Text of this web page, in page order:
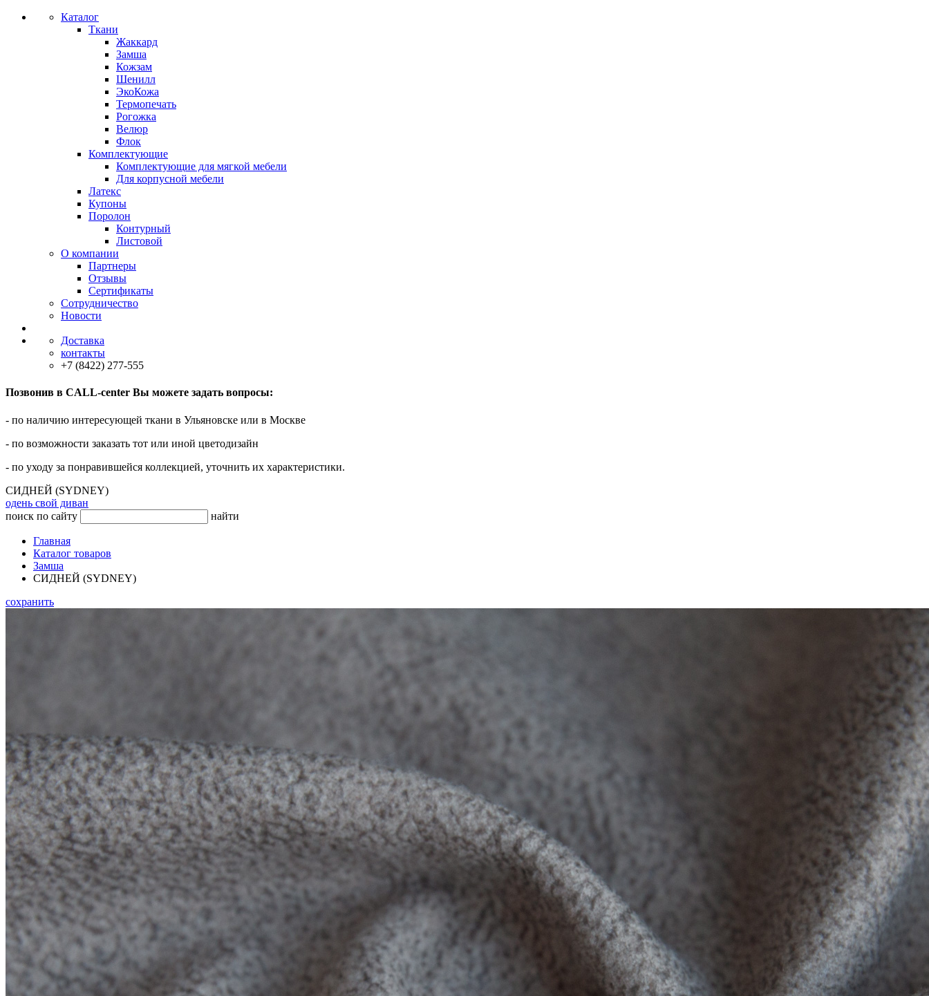
Каталог
Ткани
Жаккард
Замша
Кожзам
Шенилл
ЭкоКожа
Термопечать
Рогожка
Велюр
Флок
Комплектующие
Комплектующие для мягкой мебели
Для корпусной мебели
Латекс
Купоны
Поролон
Контурный
Листовой
О компании
Партнеры
Отзывы
Сертификаты
Сотрудничество
Новости
Доставка
контакты
+7 (8422) 277-555
Позвонив в CALL-center Вы можете задать вопросы:
- по наличию интересующей ткани в Ульяновске или в Москве
- по возможности заказать тот или иной цветодизайн
- по уходу за понравившейся коллекцией, уточнить их характеристики.
СИДНЕЙ (SYDNEY)
одень свой диван
поиск по сайту
найти
Главная
Каталог товаров
Замша
СИДНЕЙ (SYDNEY)
сохранить